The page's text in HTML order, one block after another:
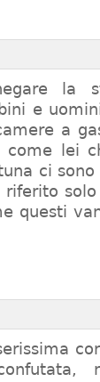
la
e
a
come lei
ci
riferito
questi